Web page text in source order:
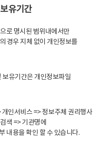
유기간
로 명시된 범위내에서만
경우 지체 없이 개인정보를
보유기간은 개인정보파일
인서비스 => 정보주체 권리행사
색 => 기관명에
내용을 확인 할 수 있습니다.